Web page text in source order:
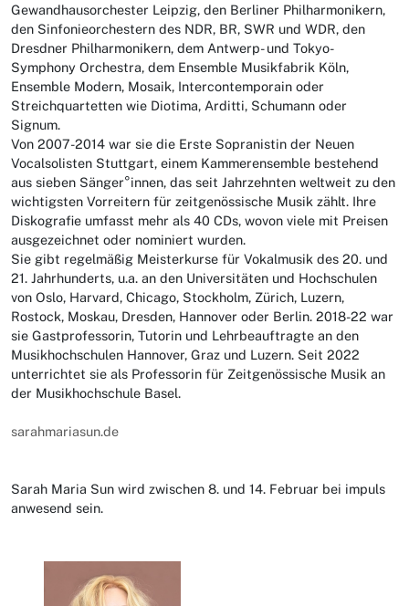
Gewandhausorchester Leipzig, den Berliner Philharmonikern,
den Sinfonieorchestern des NDR, BR, SWR und WDR, den
Dresdner Philharmonikern, dem Antwerp- und Tokyo-
Symphony Orchestra, dem Ensemble Musikfabrik Köln,
Ensemble Modern, Mosaik, Intercontemporain oder
Streichquartetten wie Diotima, Arditti, Schumann oder
Signum.
Von 2007-2014 war sie die Erste Sopranistin der Neuen
Vocalsolisten Stuttgart, einem Kammerensemble bestehend
aus sieben Sänger°innen, das seit Jahrzehnten weltweit zu den
wichtigsten Vorreitern für zeitgenössische Musik zählt. Ihre
Diskografie umfasst mehr als 40 CDs, wovon viele mit Preisen
ausgezeichnet oder nominiert wurden.
Sie gibt regelmäßig Meisterkurse für Vokalmusik des 20. und
21. Jahrhunderts, u.a. an den Universitäten und Hochschulen
von Oslo, Harvard, Chicago, Stockholm, Zürich, Luzern,
Rostock, Moskau, Dresden, Hannover oder Berlin. 2018-22 war
sie Gastprofessorin, Tutorin und Lehrbeauftragte an den
Musikhochschulen Hannover, Graz und Luzern. Seit 2022
unterrichtet sie als Professorin für Zeitgenössische Musik an
der Musikhochschule Basel.
sarahmariasun.de
Sarah Maria Sun wird zwischen 8. und 14. Februar bei impuls
anwesend sein.